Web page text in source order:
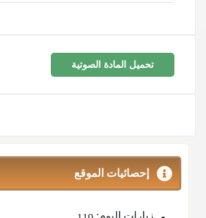
تحميل المادة الصوتية
إحصائيات الموقع